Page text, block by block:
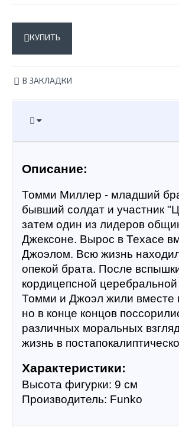
КУПИТЬ
В ЗАКЛАДКИ
Описание:
Томми Миллер - младший
бывший солдат и участник
затем один из лидеров
Джексоне. Вырос в Техасе
Джоэлом. Всю жизнь
опекой брата. После
кордицепсной
Томми и Джоэл жили вместе
но в конце концов
различных моральных
жизнь в
Характеристики:
Высота фигурки: 9 см
Производитель: Funko